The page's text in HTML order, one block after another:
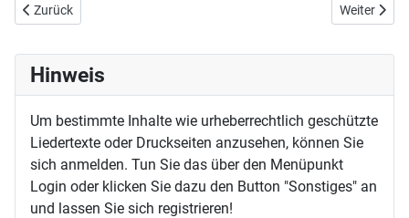
Vorheriger Beitrag: Kleine Pfeifermusik
Zurück Nächster
Weiter
Hinweis
Um bestimmte Inhalte wie urheberrechtlich geschützte
Liedertexte oder Druckseiten anzusehen, können Sie
sich anmelden. Tun Sie das über den Menüpunkt
Login oder klicken Sie dazu den Button "Sonstiges" an
und lassen Sie sich registrieren!